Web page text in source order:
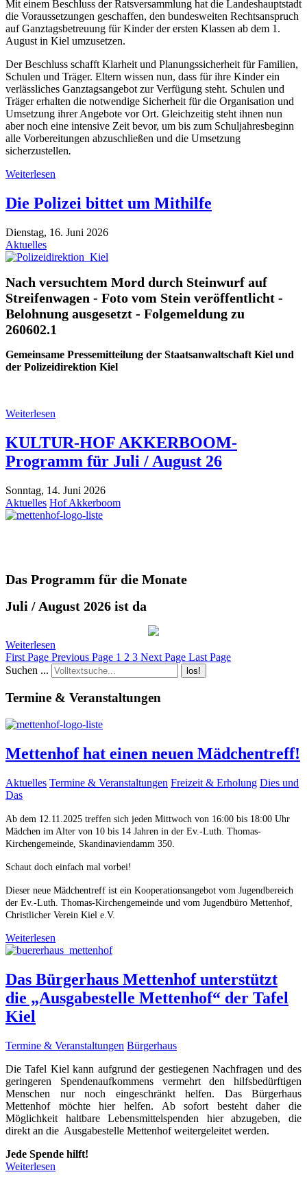
Mit einem Beschluss der Ratsversammlung hat die Landeshauptstadt
die Voraussetzungen geschaffen, den bundesweiten Rechtsanspruch
auf Ganztagsbetreuung für Kinder der ersten Klassen ab dem 1.
August in Kiel umzusetzen.
Der Beschluss schafft Klarheit und Planungssicherheit für Familien,
Schulen und Träger. Eltern wissen nun, dass für ihre Kinder ein
verlässliches Ganztagsangebot zur Verfügung steht. Schulen und
Träger erhalten die notwendige Sicherheit für die Organisation und
Umsetzung ihrer Angebote vor Ort. Gleichzeitig steht ihnen nun
aber noch eine intensive Zeit bevor, um bis zum Schuljahresbeginn
alle Vorbereitungen abzuschließen und die Umsetzung
sicherzustellen.
Weiterlesen
Die Polizei bittet um Mithilfe
Dienstag, 16. Juni 2026
Aktuelles
Nach versuchtem Mord durch Steinwurf auf
Streifenwagen - Foto vom Stein veröffentlicht -
Belohnung ausgesetzt - Folgemeldung zu
260602.1
Gemeinsame Pressemitteilung der Staatsanwaltschaft Kiel und
der Polizeidirektion Kiel
Weiterlesen
KULTUR-HOF AKKERBOOM-
Programm für Juli / August 26
Sonntag, 14. Juni 2026
Aktuelles Hof Akkerboom
Das Programm für die Monate
Juli / August 2026 ist da
Weiterlesen
First Page Previous Page 1 2 3 Next Page Last Page
Suchen ...
los!
Termine & Veranstaltungen
Mettenhof hat einen neuen Mädchentreff!
Aktuelles Termine & Veranstaltungen Freizeit & Erholung Dies und
Das
Ab dem 12.11.2025 treffen sich jeden Mittwoch von 16:00 bis 18:00 Uhr
Mädchen im Alter von 10 bis 14 Jahren in der Ev.-Luth. Thomas-
Kirchengemeinde, Skandinaviendamm 350.
Schaut doch einfach mal vorbei!
Dieser neue Mädchentreff ist ein Kooperationsangebot vom Jugendbereich
der Ev.-Luth. Thomas-Kirchengemeinde und vom Jugendbüro Mettenhof,
Christlicher Verein Kiel e.V.
Weiterlesen
Das Bürgerhaus Mettenhof unterstützt
die „Ausgabestelle Mettenhof“ der Tafel
Kiel
Termine & Veranstaltungen Bürgerhaus
Die Tafel Kiel kann aufgrund der gestiegenen Nachfragen und des
geringeren Spendenaufkommens vermehrt den hilfsbedürftigen
Menschen nur noch eingeschränkt helfen. Das Bürgerhaus
Mettenhof möchte hier helfen. Ab sofort besteht daher die
Möglichkeit haltbare Lebensmittelspenden hier abzugeben, die
direkt an die Ausgabestelle Mettenhof weitergeleitet werden.
Jede Spende hilft!
Weiterlesen